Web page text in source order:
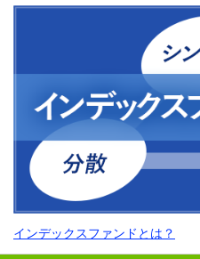
インデックスファンドとは？